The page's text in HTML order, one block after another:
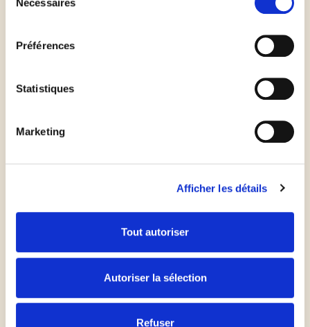
Nécessaires
Préférences
Statistiques
Marketing
Afficher les détails
Tout autoriser
Autoriser la sélection
Refuser
torsader les deux brins
Disposer dans un moule à cake ou un moule a
thym
Enfourner 20 minutes